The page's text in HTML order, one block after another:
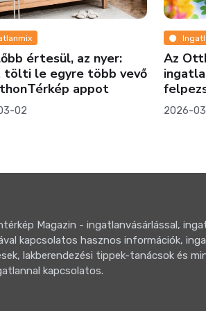
értesül, az nyer:
tölti le egyre több vevő
appot
02
Az
2026-
Magazin - ingatlanvásárlással,
kapcsolatos hasznos információk,
lakberendezési tippek-tanácsok és
kapcsolatos.